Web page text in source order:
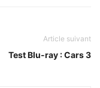
Article suivant
Test Blu-ray : Cars 3